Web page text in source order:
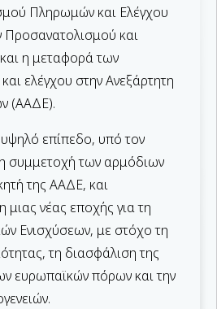
Πληρωμών και Ελέγχου
Προσανατολισμού και
η μεταφορά των
ελέγχου στην Ανεξάρτητη
(ΑΑΔΕ).
επίπεδο, υπό τον
συμμετοχή των αρμόδιων
της ΑΑΔΕ, και
μιας νέας εποχής για τη
Ενισχύσεων, με στόχο τη
τη διασφάλιση της
ευρωπαϊκών πόρων και την